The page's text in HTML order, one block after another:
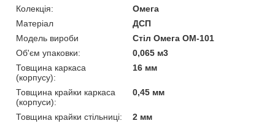
Колекція:
Омега
Матеріал
ДСП
Модель вироби
Стіл Омега ОМ-101
Об'єм упаковки:
0,065 м3
Товщина каркаса
(корпусу):
16 мм
Товщина крайки каркаса
(корпуси):
0,45 мм
Товщина крайки стільниці:
2 мм